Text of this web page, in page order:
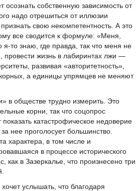
осознать собственную зависимость от
надо отрешиться от иллюзии
свою некомпетентность. А это
все сводится к формуле: «Меня,
то знаю, где правда, так что меня не
провести жизнь в лабиринтах лжи —
развивая «авторитетность»,
а единицы упрямцев не меняют
в обществе трудно измерить. Это
корни, так что соцопрос
катастрофическое недоверие
нее проголосует большинство.
характера, в том числе и
в процессе исторического
как в Зазеркалье, что произнесено три
услышать, что благодаря